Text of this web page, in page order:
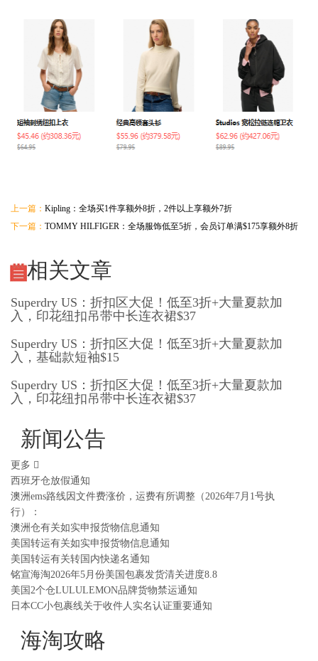
上一篇： Kipling：全场买1件享额外8折，2件以上享额外7折
下一篇： TOMMY HILFIGER：全场服饰低至5折，会员订单满$175享额外8折
相关文章
Superdry US：折扣区大促！低至3折+大量夏款加
入，印花纽扣吊带中长连衣裙$37
Superdry US：折扣区大促！低至3折+大量夏款加
入，基础款短袖$15
Superdry US：折扣区大促！低至3折+大量夏款加
入，印花纽扣吊带中长连衣裙$37
新闻公告
更多
西班牙仓放假通知
澳洲ems路线因文件费涨价，运费有所调整（2026年7月1号执
行）：
澳洲仓有关如实申报货物信息通知
美国转运有关如实申报货物信息通知
美国转运有关转国内快递名通知
铭宣海淘2026年5月份美国包裹发货清关进度8.8
美国2个仓LULULEMON品牌货物禁运通知
日本CC小包裹线关于收件人实名认证重要通知
海淘攻略